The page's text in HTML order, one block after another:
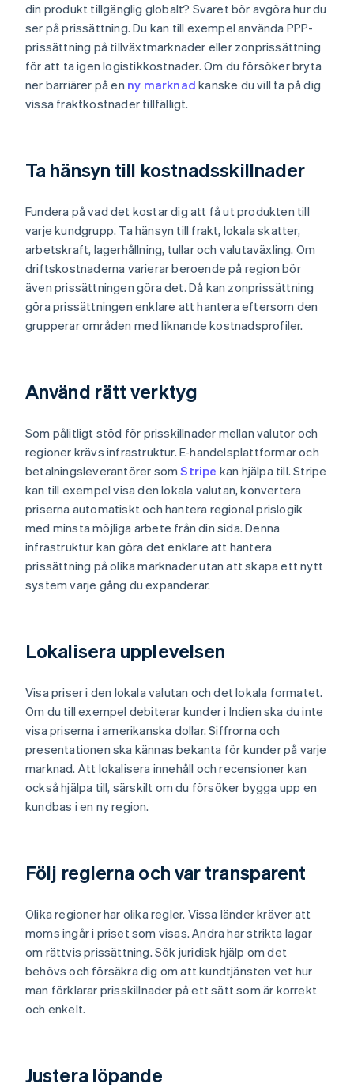
din produkt tillgänglig globalt? Svaret bör avgöra hur du
ser på prissättning. Du kan till exempel använda PPP-
prissättning på tillväxtmarknader eller zonprissättning
för att ta igen logistikkostnader. Om du försöker bryta
ner barriärer på en ny marknad kanske du vill ta på dig
vissa fraktkostnader tillfälligt.
Ta hänsyn till kostnadsskillnader
Fundera på vad det kostar dig att få ut produkten till
varje kundgrupp. Ta hänsyn till frakt, lokala skatter,
arbetskraft, lagerhållning, tullar och valutaväxling. Om
driftskostnaderna varierar beroende på region bör
även prissättningen göra det. Då kan zonprissättning
göra prissättningen enklare att hantera eftersom den
grupperar områden med liknande kostnadsprofiler.
Använd rätt verktyg
Som pålitligt stöd för prisskillnader mellan valutor och
regioner krävs infrastruktur. E-handelsplattformar och
betalningsleverantörer somStripe kan hjälpa till. Stripe
kan till exempel visa den lokala valutan, konvertera
priserna automatiskt och hantera regional prislogik
med minsta möjliga arbete från din sida. Denna
infrastruktur kan göra det enklare att hantera
prissättning på olika marknader utan att skapa ett nytt
system varje gång du expanderar.
Lokalisera upplevelsen
Visa priser i den lokala valutan och det lokala formatet.
Om du till exempel debiterar kunder i Indien ska du inte
visa priserna i amerikanska dollar. Siffrorna och
presentationen ska kännas bekanta för kunder på varje
marknad. Att lokalisera innehåll och recensioner kan
också hjälpa till, särskilt om du försöker bygga upp en
kundbas i en ny region.
Följ reglerna och var transparent
Olika regioner har olika regler. Vissa länder kräver att
moms ingår i priset som visas. Andra har strikta lagar
om rättvis prissättning. Sök juridisk hjälp om det
behövs och försäkra dig om att kundtjänsten vet hur
man förklarar prisskillnader på ett sätt som är korrekt
och enkelt.
Justera löpande